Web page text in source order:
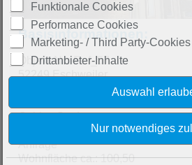
Basisinformationen:
Objekt-Nr.: Ref_57
52249 Eschweiler
Gebiet: Stadtzentrum
mtl. Kaltmiete: Preis auf
Anfrage
Wohnfläche ca.: 100,50
Funktionale Cookies
Performance Cookies
Marketing- / Third Party-Cookies
Drittanbieter-Inhalte